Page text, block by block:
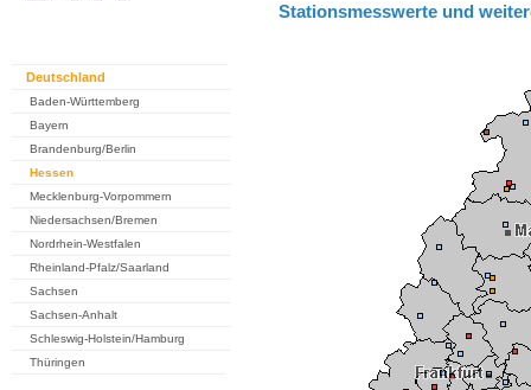
Deutschland
Baden-Württemberg
Bayern
Brandenburg/Berlin
Hessen
Mecklenburg-Vorpommern
Niedersachsen/Bremen
Nordrhein-Westfalen
Rheinland-Pfalz/Saarland
Sachsen
Sachsen-Anhalt
Schleswig-Holstein/Hamburg
Thüringen
Stationsmesswerte und